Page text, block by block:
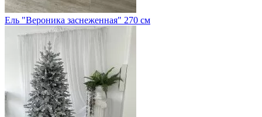
Ель "Вероника заснеженная" 270 см